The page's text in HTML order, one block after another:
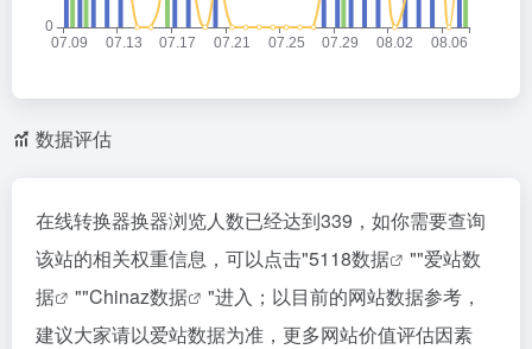
数据评估
在线转换器换器浏览人数已经达到339，如你需要查询
该站的相关权重信息，可以点击"5118数据 ""爱站数
据
""Chinaz数据
"进入；以目前的网站数据参考，
建议大家请以爱站数据为准，更多网站价值评估因素